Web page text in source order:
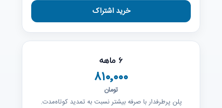
۶ ماهه
۸۱۰٬۰۰۰
تومان
پلن پرطرفدار با صرفه بیشتر نسبت به تمدید کوتاه‌مدت.